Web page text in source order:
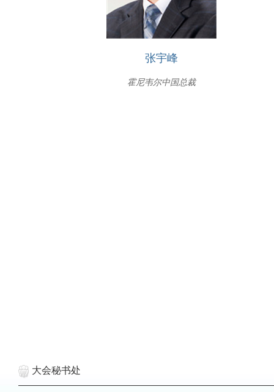
张宇峰
霍尼韦尔中国总裁
大会秘书处